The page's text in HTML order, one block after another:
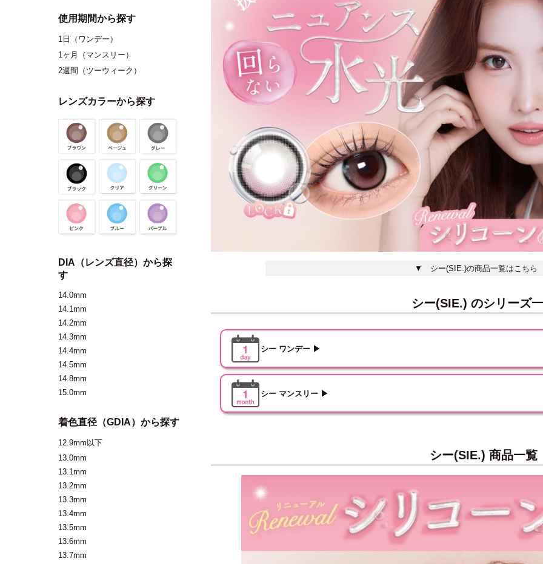
使用期間から探す
1日（ワンデー）
1ヶ月（マンスリー）
2週間（ツーウィーク）
レンズカラーから探す
DIA（レンズ直径）から探
す
14.0mm
14.1mm
14.2mm
14.3mm
14.4mm
14.5mm
14.8mm
15.0mm
着色直径（GDIA）から探す
12.9mm以下
13.0mm
13.1mm
13.2mm
13.3mm
13.4mm
13.5mm
13.6mm
13.7mm
▼ シー(SIE.)の商品一覧はこち
シー(SIE.) のシリーズ
シー ワンデー ▶
シー マンスリー ▶
シー(SIE.) 商品一覧